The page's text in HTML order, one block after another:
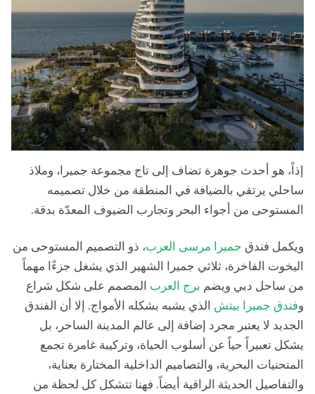
إذاً، هو أحدث جوهرة تضاف إلى تاج مجموعة جميرا، وملاذ
ساحلي يرتقي بالضيافة في المنطقة من خلال تصميمه
المستوحى من أجواء البحر وتجارب الضيوف المعدّة بدقة.
ويكمل فندق جميرا مرسى العرب، ذو التصميم المستوحى من
اليخوت الفاخرة، ثلاثي جميرا الشهير الذي يشغل جزءًا مهماً
من ساحل دبي ويضم برج العرب المصمم على شكل شراع
وفندق جميرا بيتش الذي يشبه بشكله الأمواج. إلا أن الفندق
الجديد لا يعتبر مجرد إضافة إلى عالم المدينة الساحر، بل
يشكل تعبيراً حياً عن أسلوب الحياة، وتركيبة غامرة تجمع
المنحنيات البحرية، والتصاميم الداخلية المختارة بعناية،
والتفاصيل الحديثة الراقية أيضاً. فهنا تتشكل كل لحظة من